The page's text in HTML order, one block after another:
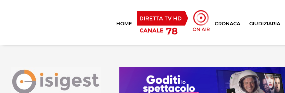
HOME CRONACA GIUDIZIARIA